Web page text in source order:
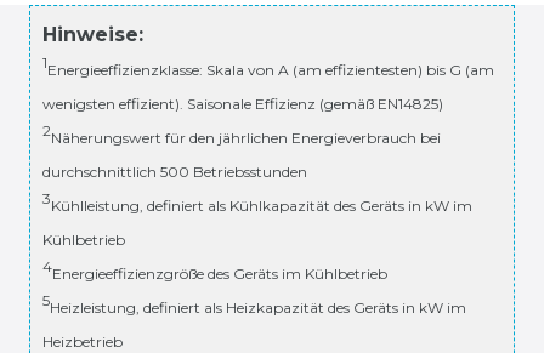
Hinweise:
1Energieeffizienzklasse: Skala von A (am effizientesten) bis G (am
wenigsten effizient). Saisonale Effizienz (gemäß EN14825)
2Näherungswert für den jährlichen Energieverbrauch bei
durchschnittlich 500 Betriebsstunden
3Kühlleistung, definiert als Kühlkapazität des Geräts in kW im
Kühlbetrieb
4Energieeffizienzgröße des Geräts im Kühlbetrieb
5Heizleistung, definiert als Heizkapazität des Geräts in kW im
Heizbetrieb